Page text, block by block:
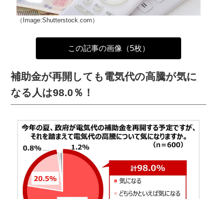
（Image:Shutterstock.com）
この記事の画像（5枚）
補助金が再開しても電気代の高騰が気に
なる人は98.0％！